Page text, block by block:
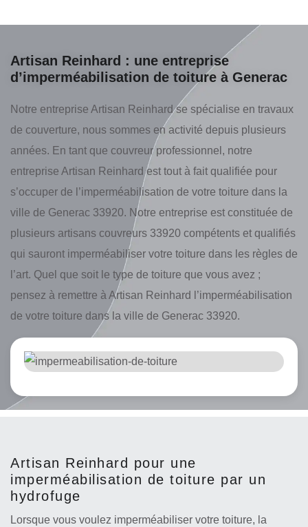
Artisan Reinhard : une entreprise
d’imperméabilisation de toiture à Generac
Notre entreprise Artisan Reinhard se spécialise en travaux
de couverture, nous sommes en activité depuis plusieurs
années. En tant que couvreur professionnel, notre
entreprise Artisan Reinhard est tout à fait qualifiée pour
s’occuper de l’imperméabilisation de votre toiture dans la
ville de Generac 33920. Notre entreprise est constituée de
plusieurs artisans couvreurs 33920 compétents et qualifiés
qui sauront imperméabiliser votre toiture dans les règles de
l’art. Quel que soit le type de toiture que vous avez ;
pensez à remettre à Artisan Reinhard l’imperméabilisation
de votre toiture dans la ville de Generac 33920.
Artisan Reinhard pour une
imperméabilisation de toiture par un
hydrofuge
Lorsque vous voulez imperméabiliser votre toiture, la